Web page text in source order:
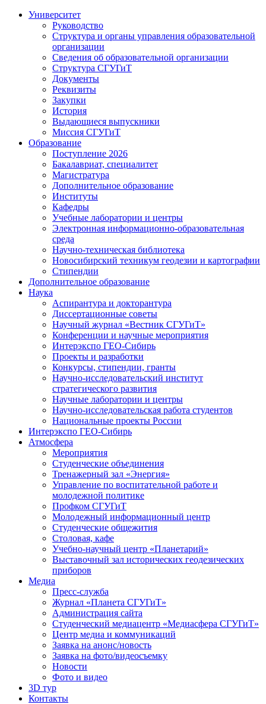
Университет
Руководство
Структура и органы управления образовательной
организации
Сведения об образовательной организации
Структура СГУГиТ
Документы
Реквизиты
Закупки
История
Выдающиеся выпускники
Миссия СГУГиТ
Образование
Поступление 2026
Бакалавриат, специалитет
Магистратура
Дополнительное образование
Институты
Кафедры
Учебные лаборатории и центры
Электронная информационно-образовательная
среда
Научно-техническая библиотека
Новосибирский техникум геодезии и картографии
Стипендии
Дополнительное образование
Наука
Аспирантура и докторантура
Диссертационные советы
Научный журнал «Вестник СГУГиТ»
Конференции и научные мероприятия
Интерэкспо ГЕО-Сибирь
Проекты и разработки
Конкурсы, стипендии, гранты
Научно-исследовательский институт
стратегического развития
Научные лаборатории и центры
Научно-исследовательская работа студентов
Национальные проекты России
Интерэкспо ГЕО-Сибирь
Атмосфера
Мероприятия
Студенческие объединения
Тренажерный зал «Энергия»
Управление по воспитательной работе и
молодежной политике
Профком СГУГиТ
Молодежный информационный центр
Студенческие общежития
Столовая, кафе
Учебно-научный центр «Планетарий»
Выставочный зал исторических геодезических
приборов
Медиа
Пресс-служба
Журнал «Планета СГУГиТ»
Администрация сайта
Студенческий медиацентр «Медиасфера СГУГиТ»
Центр медиа и коммуникаций
Заявка на анонс/новость
Заявка на фото/видеосъемку
Новости
Фото и видео
3D тур
Контакты